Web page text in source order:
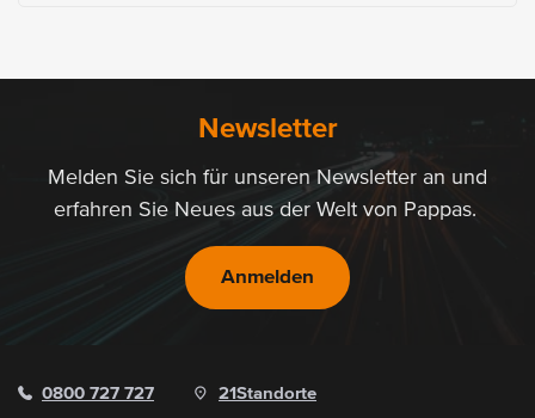
Newsletter
Melden Sie sich für unseren Newsletter an und
erfahren Sie Neues aus der Welt von Pappas.
Anmelden
0800 727 727 21 Standorte